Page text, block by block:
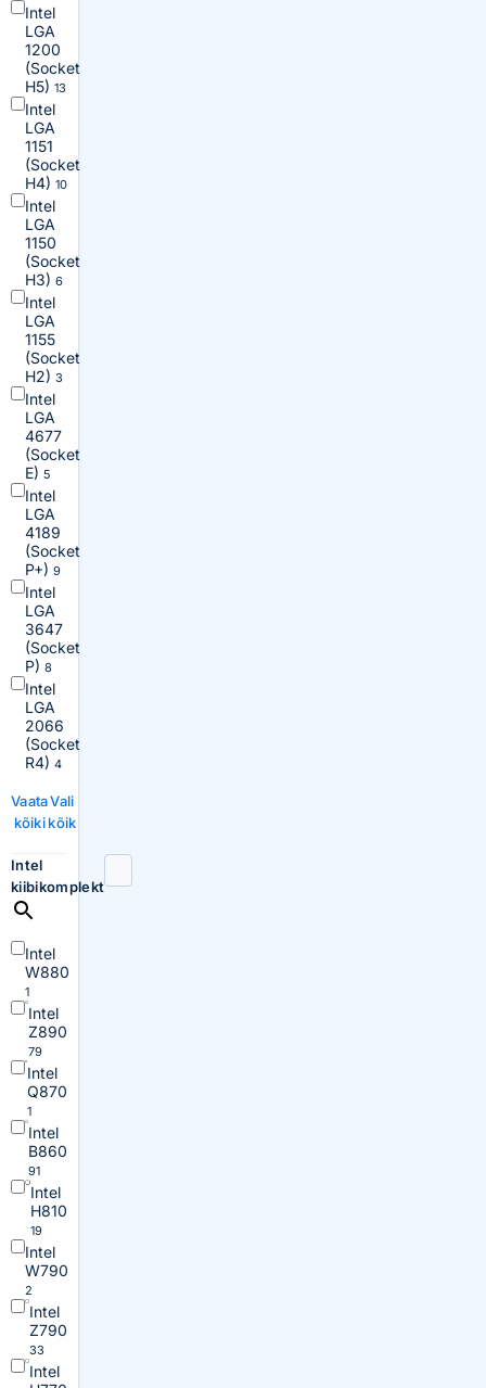
Intel
LGA
1200
(Socket
H5) 13
Intel
LGA
1151
(Socket
H4) 10
Intel
LGA
1150
(Socket
H3) 6
Intel
LGA
1155
(Socket
H2) 3
Intel
LGA
4677
(Socket
E) 5
Intel
LGA
4189
(Socket
P+) 9
Intel
LGA
3647
(Socket
P) 8
Intel
LGA
2066
(Socket
R4) 4
Vaata
kõiki
Vali
kõik
Intel
kiibikomplekt
Intel
W880
1
Intel
Z890
79
Intel
Q870
1
Intel
B860
91
Intel
H810
19
Intel
W790
2
Intel
Z790
33
Intel